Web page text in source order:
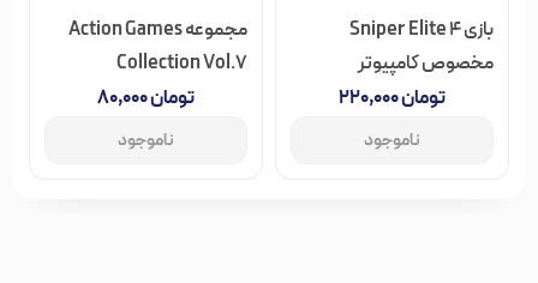
بازی Sniper Elite 4
مخصوص کامپیوتر
تومان
ناموجود
مجموعه Action Games
Collection Vol.7
مخصوص کامپیوتر
تومان
ناموجود